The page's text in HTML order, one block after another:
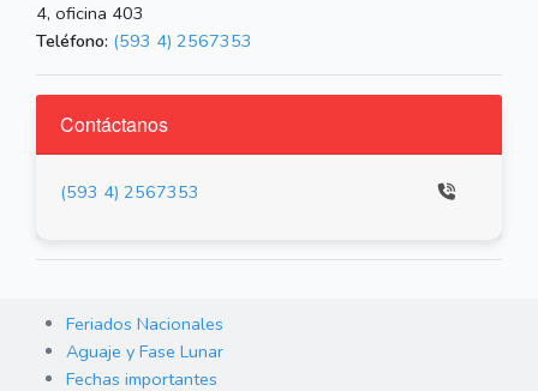
4, oficina 403
Teléfono: (593 4) 2567353
Contáctanos
(593 4) 2567353
Feriados Nacionales
Aguaje y Fase Lunar
Fechas importantes